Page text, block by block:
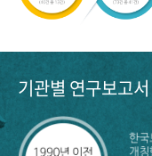
기관별 연구보고